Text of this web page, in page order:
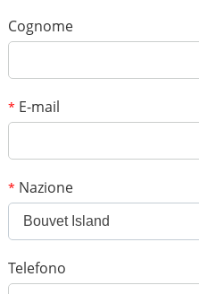
*Messaggio
Cognome
* E-mail
* Nazione
Bouvet Island
Telefono